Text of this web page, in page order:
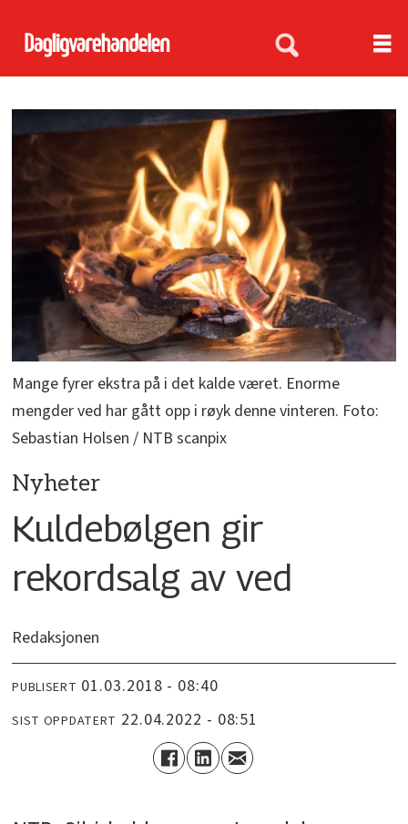
Mange fyrer ekstra på i det kalde været. Enorme
mengder ved har gått opp i røyk denne vinteren. Foto:
Sebastian Holsen / NTB scanpix
Nyheter
Kuldebølgen gir
rekordsalg av ved
Redaksjonen
PUBLISERT 01.03.2018 - 08:40
SIST OPPDATERT 22.04.2022 - 08:51